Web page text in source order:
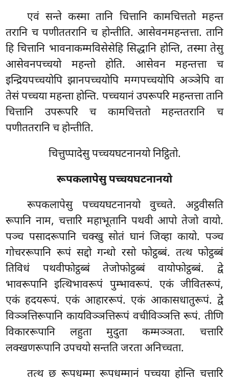
एवं सन्ते कस्मा तानि चित्तानि कामचित्ततो महन्त
तरानि च पणीततरानि च होन्तीति. आसेवनमहन्तत्ता. तानि
हि चित्तानि भावनाकम्मविसेसेहि सिद्धानि होन्ति, तस्मा तेसु
आसेवनपच्चयो महन्तो होति. आसेवन महन्तत्ता च
इन्द्रियपच्चयोपि झानपच्चयोपि मग्गपच्चयोपि अञ्ञेपि वा
तेसं पच्चया महन्ता होन्ति. पच्चयानं उपरूपरि महन्तत्ता तानि
चित्तानि उपरूपरि च कामचित्ततो महन्ततरानि च
पणीततरानि च होन्तीति.
चित्तुप्पादेसु पच्चयघटनानयो निट्ठितो.
रूपकलापेसु पच्चयघटनानयो
रूपकलापेसु पच्चयघटनानयो वुच्चते. अट्ठवीसति
रूपानि नाम, चत्तारि महाभूतानि पथवी आपो तेजो वायो.
पञ्च पसादरूपानि चक्खु सोतं घानं जिव्हा कायो. पञ्च
गोचररूपानि रूपं सद्दो गन्धो रसो फोट्ठब्बं. तत्थ फोट्ठब्बं
तिविधं पथवीफोट्ठब्बं तेजोफोट्ठब्बं वायोफोट्ठब्बं. द्वे
भावरूपानि इत्थिभावरूपं पुम्भावरूपं. एकं जीवितरूपं,
एकं हदयरूपं. एकं आहाररूपं. एकं आकासधातुरूपं. द्वे
विञ्ञत्तिरूपानि कायविञ्ञत्तिरूपं वचीविञ्ञत्ति रूपं. तीणि
विकाररूपानि लहुता मुदुता कम्मञ्ञता. चत्तारि
लक्खणरूपानि उपचयो सन्तति जरता अनिच्चता.
तत्थ छ रूपधम्मा रूपधम्मानं पच्चया होन्ति चत्तारि